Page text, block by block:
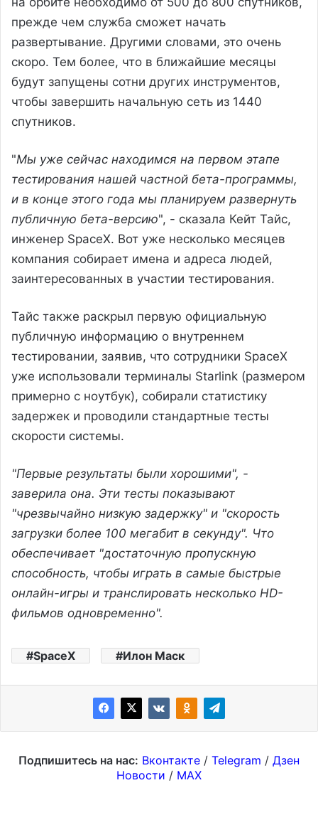
прежде чем служба сможет начать
развертывание. Другими словами, это очень
скоро. Тем более, что в ближайшие месяцы
будут запущены сотни других инструментов,
чтобы завершить начальную сеть из 1440
спутников.
"Мы уже сейчас находимся на первом этапе
тестирования нашей частной бета-программы,
и в конце этого года мы планируем развернуть
публичную бета-версию", - сказала Кейт Тайс,
инженер SpaceX. Вот уже несколько месяцев
компания собирает имена и адреса людей,
заинтересованных в участии тестирования.
Тайс также раскрыл первую официальную
публичную информацию о внутреннем
тестировании, заявив, что сотрудники SpaceX
уже использовали терминалы Starlink (размером
примерно с ноутбук), собирали статистику
задержек и проводили стандартные тесты
скорости системы.
"Первые результаты были хорошими", -
заверила она. Эти тесты показывают
"чрезвычайно низкую задержку" и "скорость
загрузки более 100 мегабит в секунду". Что
обеспечивает "достаточную пропускную
способность, чтобы играть в самые быстрые
онлайн-игры и транслировать несколько HD-
фильмов одновременно".
SpaceX Илон Маск
Подпишитесь на нас: Вконтакте / Telegram / Дзен
Новости / MAX